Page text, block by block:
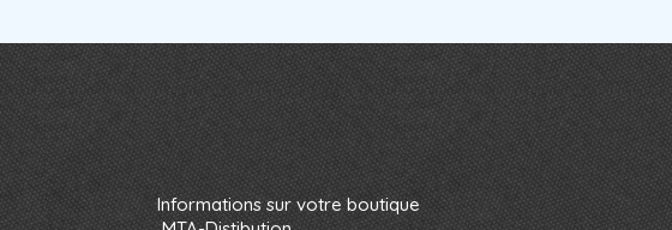
Informations sur votre boutique